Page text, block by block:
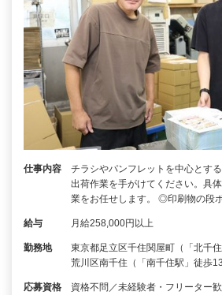
仕事内容
チラシやパンフレットを中心とす
出荷作業を手がけてください。具
業をお任せします。 ◎印刷物の段
給与 月給258,000円以上
勤務地
東京都足立区千住関屋町（「北千
荒川区南千住（「南千住駅」徒歩13
応募資格
資格不問／未経験者・フリーター